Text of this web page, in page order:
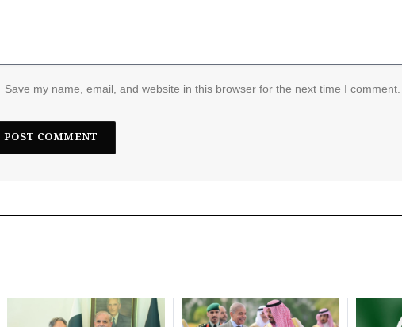
Save my name, email, and website in this browser for the next time I comment.